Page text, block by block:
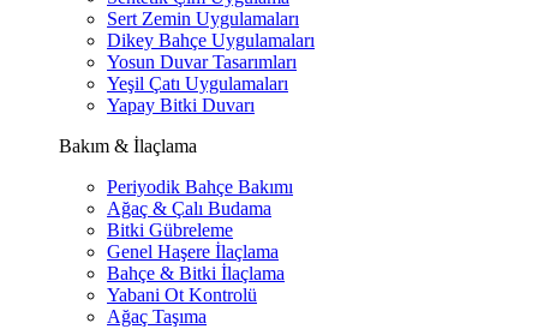
Sert Zemin Uygulamaları
Dikey Bahçe Uygulamaları
Yosun Duvar Tasarımları
Yeşil Çatı Uygulamaları
Yapay Bitki Duvarı
Bakım & İlaçlama
Periyodik Bahçe Bakımı
Ağaç & Çalı Budama
Bitki Gübreleme
Genel Haşere İlaçlama
Bahçe & Bitki İlaçlama
Yabani Ot Kontrolü
Ağaç Taşıma